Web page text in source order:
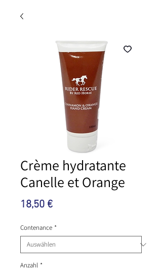
Crème hydratante
Canelle et Orange
18,50 €Preis
Contenance *
Anzahl *